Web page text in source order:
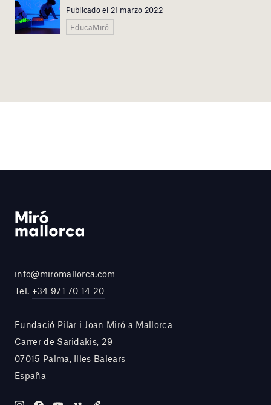
Publicado el 21 marzo 2022
EducaMiró
info@miromallorca.com
Tel. +34 971 70 14 20
Fundació Pilar i Joan Miró a Mallorca
Carrer de Saridakis, 29
07015 Palma, Illes Balears
España